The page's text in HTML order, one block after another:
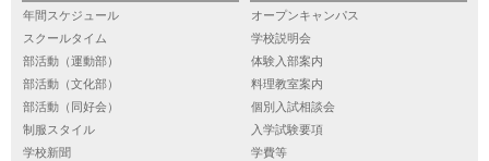
年間スケジュール
スクールタイム
部活動（運動部）
部活動（文化部）
部活動（同好会）
制服スタイル
学校新聞
オープンキャンパス
学校説明会
体験入部案内
料理教室案内
個別入試相談会
入学試験要項
学費等